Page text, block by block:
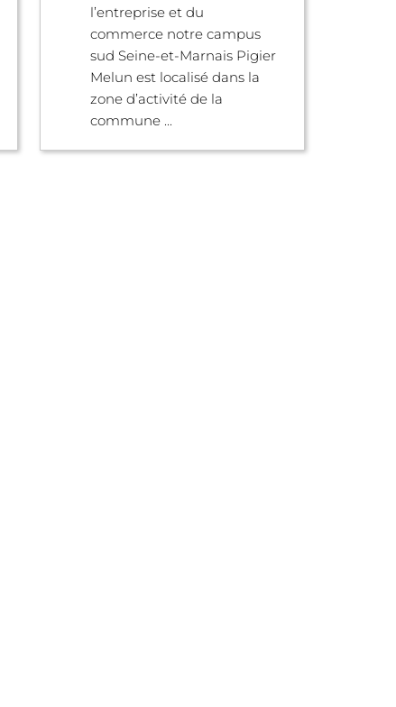
l’entreprise et du
commerce notre campus
sud Seine-et-Marnais Pigier
Melun est localisé dans la
zone d’activité de la
commune ...